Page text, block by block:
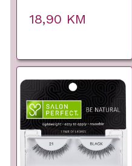
18,90 KM